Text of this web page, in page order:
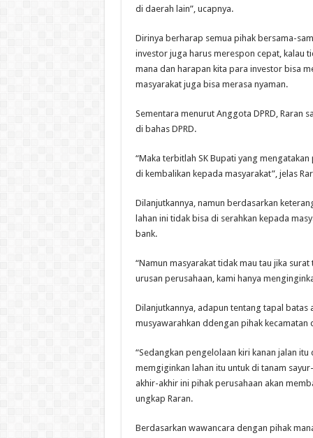
di daerah lain”, ucapnya.
Dirinya berharap semua pihak bersama-
investor juga harus merespon cepat, kalau
mana dan harapan kita para investor bisa
masyarakat juga bisa merasa nyaman.
Sementara menurut Anggota DPRD, Raran
di bahas DPRD.
“Maka terbitlah SK Bupati yang
di kembalikan kepada masyarakat”, jelas
Dilanjutkannya, namun berdasarkan
lahan ini tidak bisa di serahkan kepada
bank.
“Namun masyarakat tidak mau tau jika
urusan perusahaan, kami hanya
Dilanjutkannya, adapun tentang tapal batas
musyawarahkan ddengan pihak
“Sedangkan pengelolaan kiri kanan jalan
memgiginkan lahan itu untuk di tanam
akhir-akhir ini pihak perusahaan akan
ungkap Raran.
Berdasarkan wawancara dengan pihak